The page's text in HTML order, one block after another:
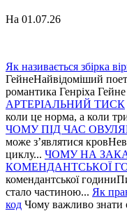
На 01.07.26
Як називається збірка
ГейнеНайвідоміший
романтика Генріха
АРТЕРІАЛЬНИЙ ТИСК
коли це норма, а коли
ЧОМУ ПІД ЧАС
може з’являтися
циклу... ЧОМУ НА
КОМЕНДАНТСЬКОЇ
комендантської
стало частиною... Як
код Чому важливо знати